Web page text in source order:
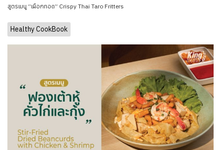
สูตรเมนู “เผือกทอด” Crispy Thai Taro Fritters
Healthy CookBook